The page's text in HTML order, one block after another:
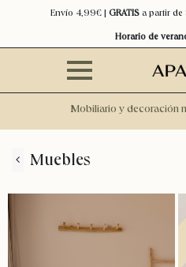
Envío 4,99€ | GRATISa partir de
Horario de
Mobiliario y decoración
Muebles